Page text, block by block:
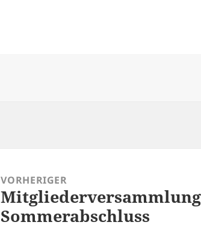
VORHERIGER
Vorheriger
Beitrag:
Sommerabschluss